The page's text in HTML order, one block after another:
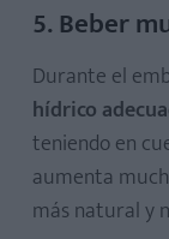
5. Beber
Durante el
hídrico
teniendo en
aumenta
más natural y